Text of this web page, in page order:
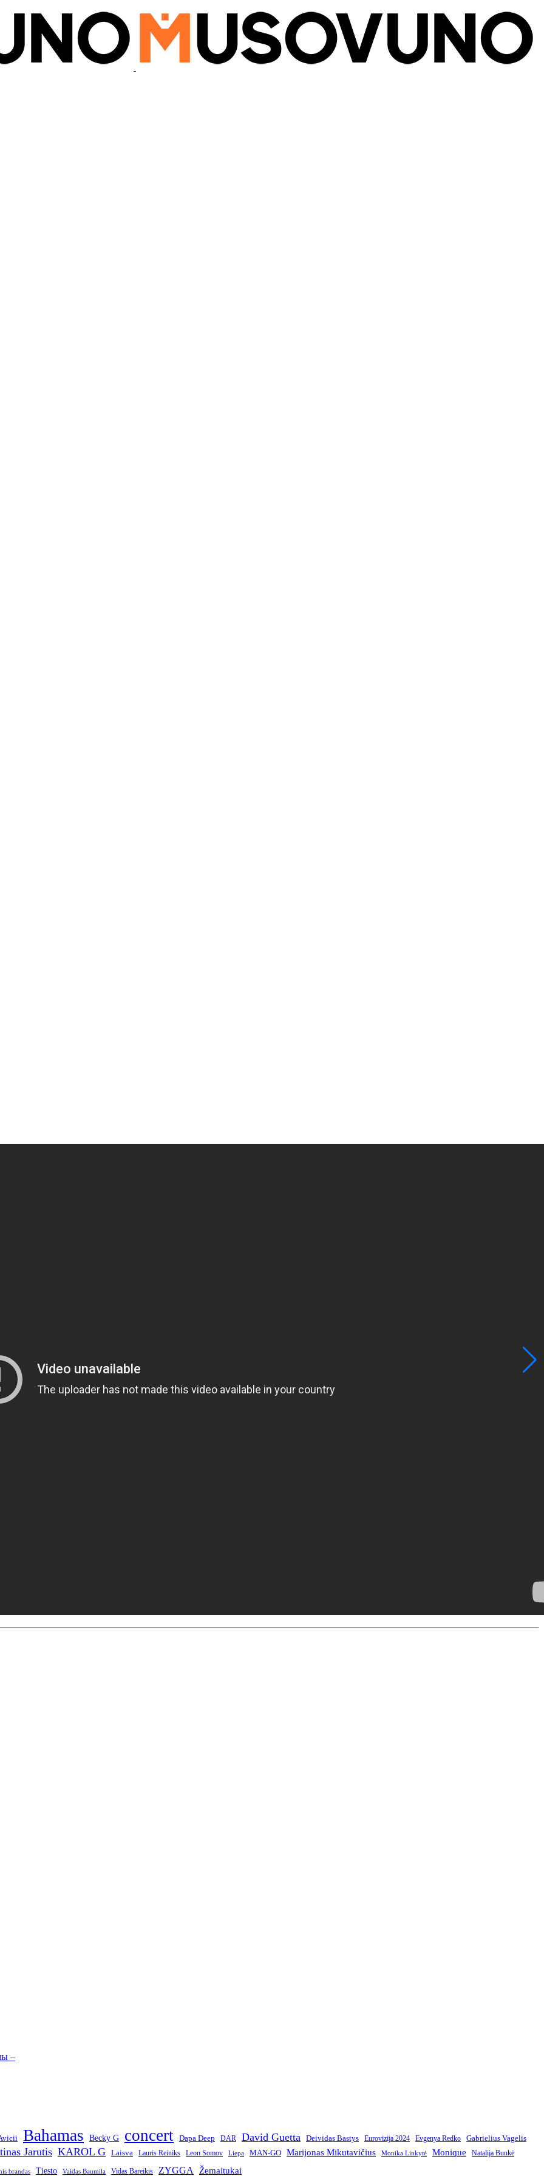
–
Bahamas Becky G concert Dapa Deep DAR David Guetta Deividas Bastys Eurovizija 2024 Evgenya Redko Gabrielius Vagelis
Jarutis KAROL G Laisva Lauris Reiniks Leon Somov Liepa MAN-GO Marijonas Mikutavičius Monika Linkytė Monique Natalija Bunkė
brandas Tiesto Vaidas Baumila Vidas Bareikis ZYGGA Žemaitukai